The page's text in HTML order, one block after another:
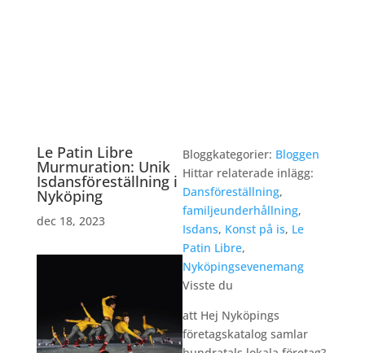
Le Patin Libre
Murmuration: Unik
Isdansföreställning i
Nyköping
dec 18, 2023
Bloggkategorier: Bloggen
Hittar relaterade inlägg:
Dansföreställning,
familjeunderhållning,
Isdans, Konst på is, Le
Patin Libre,
Nyköpingsevenemang
Visste du
att Hej Nyköpings
företagskatalog samlar